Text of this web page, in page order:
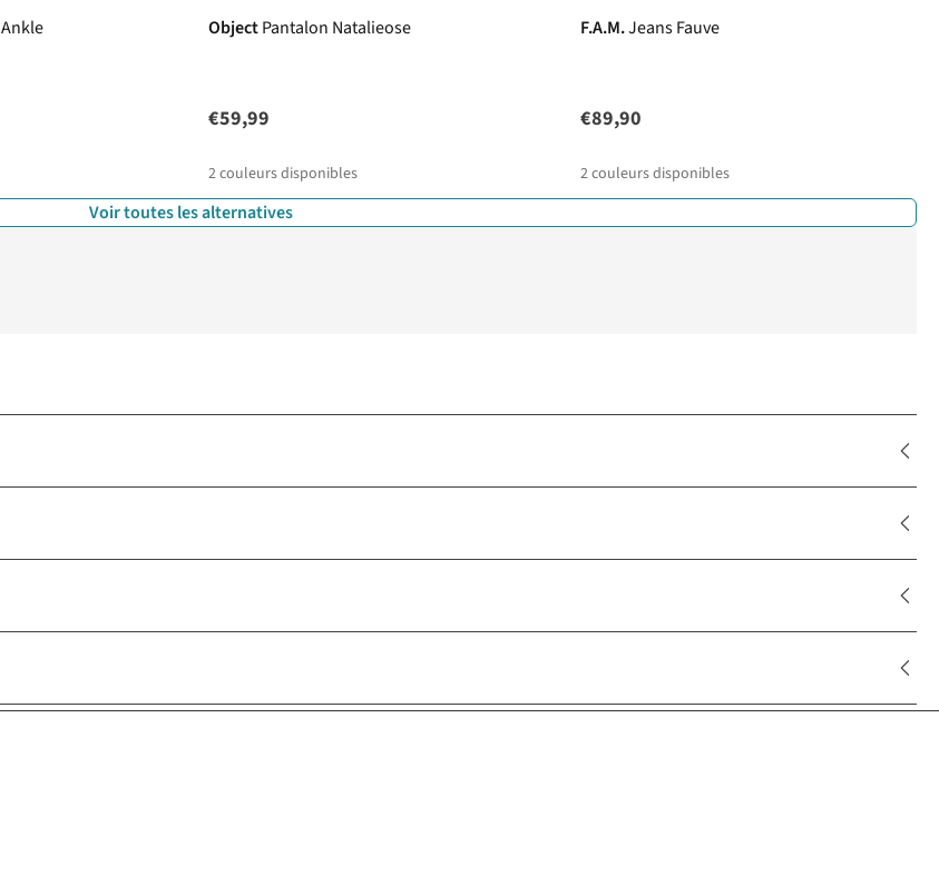
ObjectPantalon Natalieose
€59,99
2couleurs disponibles
F.A.M.Jeans Fauve
€89,90
2couleurs disponibles
Voir toutes les alternatives